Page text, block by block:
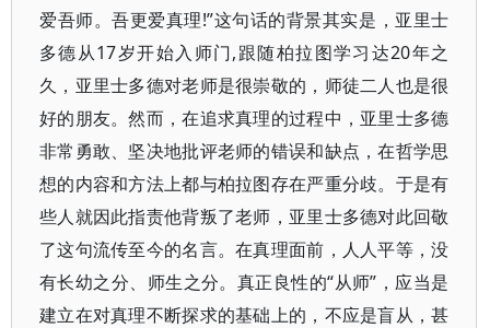
爱吾师。吾更爱真理!”这句话的背景其实是，亚里士
多德从17岁开始入师门,跟随柏拉图学习达20年之
久，亚里士多德对老师是很崇敬的，师徒二人也是很
好的朋友。然而，在追求真理的过程中，亚里士多德
非常勇敢、坚决地批评老师的错误和缺点，在哲学思
想的内容和方法上都与柏拉图存在严重分歧。于是有
些人就因此指责他背叛了老师，亚里士多德对此回敬
了这句流传至今的名言。在真理面前，人人平等，没
有长幼之分、师生之分。真正良性的“从师”，应当是
建立在对真理不断探求的基础上的，不应是盲从，甚